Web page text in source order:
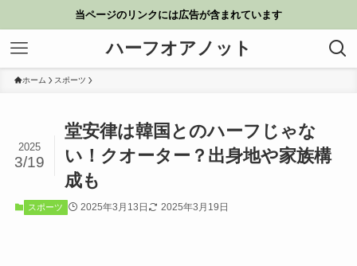
当ページのリンクには広告が含まれています
ハーフオアノット
ホーム スポーツ
堂安律は韓国とのハーフじゃな
い！クオーター？出身地や家族構
成も
2025
3/19
スポーツ 2025年3月13日 2025年3月19日